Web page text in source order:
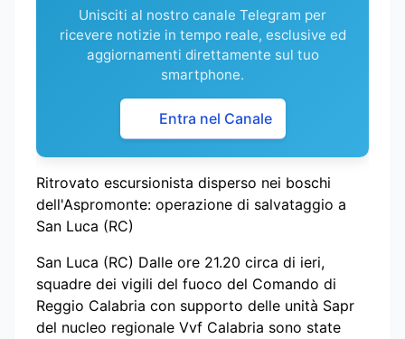
Unisciti al nostro canale Telegram per
ricevere notizie in tempo reale, esclusive ed
aggiornamenti direttamente sul tuo
smartphone.
Entra nel Canale
Ritrovato escursionista disperso nei boschi
dell'Aspromonte: operazione di salvataggio a
San Luca (RC)
San Luca (RC) Dalle ore 21.20 circa di ieri,
squadre dei vigili del fuoco del Comando di
Reggio Calabria con supporto delle unità Sapr
del nucleo regionale Vvf Calabria sono state